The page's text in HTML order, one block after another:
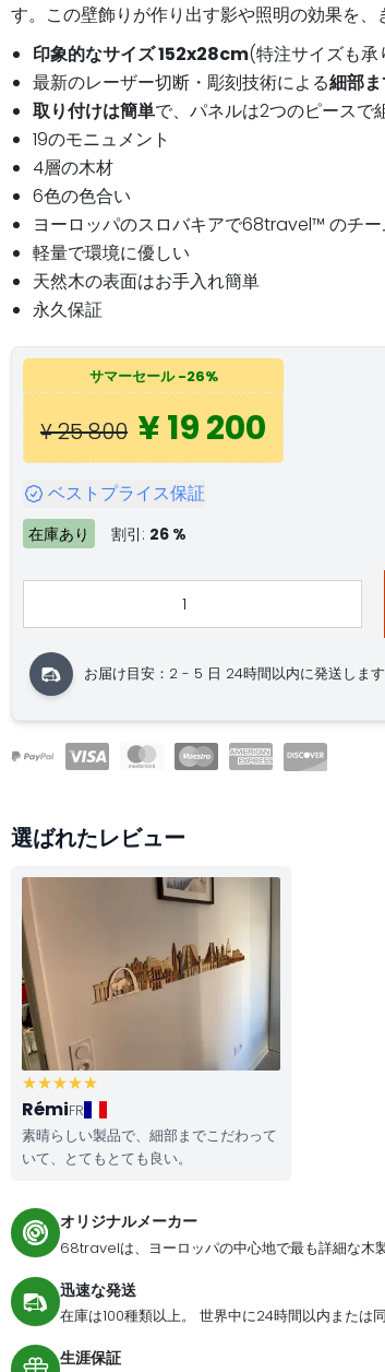
す。この壁飾りが作り出す影や照明の効果を、
印象的なサイズ 152x28cm(特注サイズも承
最新のレーザー切断・彫刻技術による細部
取り付けは簡単で、パネルは2つのピースで
19のモニュメント
4層の木材
6色の色合い
ヨーロッパのスロバキアで68travel™️ のチ
軽量で環境に優しい
天然木の表面はお手入れ簡単
永久保証
サマーセール -26%
¥ 25 800 ¥ 19 200
ベストプライス保証
在庫あり 割引: 26 %
お届け目安：2 - 5 日 24時間以内に発送します
選ばれたレビュー
RémiFR
素晴らしい製品で、細部までこだわって
いて、とてもとても良い。
オリジナルメーカー
68travelは、ヨーロッパの中心地で最も詳細な木
迅速な発送
在庫は100種類以上。 世界中に24時間以内または
生涯保証